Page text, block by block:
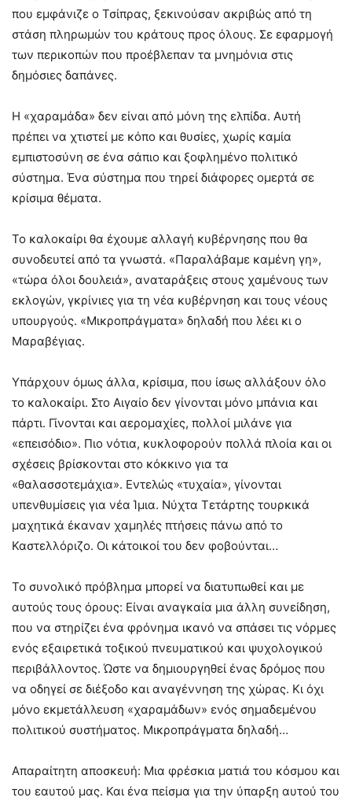
που εμφάνιζε ο Τσίπρας, ξεκινούσαν ακριβώς από τη
στάση πληρωμών του κράτους προς όλους. Σε εφαρμογή
των περικοπών που προέβλεπαν τα μνημόνια στις
δημόσιες δαπάνες.
Η «χαραμάδα» δεν είναι από μόνη της ελπίδα. Αυτή
πρέπει να χτιστεί με κόπο και θυσίες, χωρίς καμία
εμπιστοσύνη σε ένα σάπιο και ξοφλημένο πολιτικό
σύστημα. Ένα σύστημα που τηρεί διάφορες ομερτά σε
κρίσιμα θέματα.
Το καλοκαίρι θα έχουμε αλλαγή κυβέρνησης που θα
συνοδευτεί από τα γνωστά. «Παραλάβαμε καμένη γη»,
«τώρα όλοι δουλειά», αναταράξεις στους χαμένους των
εκλογών, γκρίνιες για τη νέα κυβέρνηση και τους νέους
υπουργούς. «Μικροπράγματα» δηλαδή που λέει κι ο
Μαραβέγιας.
Υπάρχουν όμως άλλα, κρίσιμα, που ίσως αλλάξουν όλο
το καλοκαίρι. Στο Αιγαίο δεν γίνονται μόνο μπάνια και
πάρτι. Γίνονται και αερομαχίες, πολλοί μιλάνε για
«επεισόδιο». Πιο νότια, κυκλοφορούν πολλά πλοία και οι
σχέσεις βρίσκονται στο κόκκινο για τα
«θαλασσοτεμάχια». Εντελώς «τυχαία», γίνονται
υπενθυμίσεις για νέα Ίμια. Νύχτα Τετάρτης τουρκικά
μαχητικά έκαναν χαμηλές πτήσεις πάνω από το
Καστελλόριζο. Οι κάτοικοί του δεν φοβούνται…
Το συνολικό πρόβλημα μπορεί να διατυπωθεί και με
αυτούς τους όρους: Είναι αναγκαία μια άλλη συνείδηση,
που να στηρίζει ένα φρόνημα ικανό να σπάσει τις νόρμες
ενός εξαιρετικά τοξικού πνευματικού και ψυχολογικού
περιβάλλοντος. Ώστε να δημιουργηθεί ένας δρόμος που
να οδηγεί σε διέξοδο και αναγέννηση της χώρας. Κι όχι
μόνο εκμετάλλευση «χαραμάδων» ενός σημαδεμένου
πολιτικού συστήματος. Μικροπράγματα δηλαδή…
Απαραίτητη αποσκευή: Μια φρέσκια ματιά του κόσμου και
του εαυτού μας. Και ένα πείσμα για την ύπαρξη αυτού του